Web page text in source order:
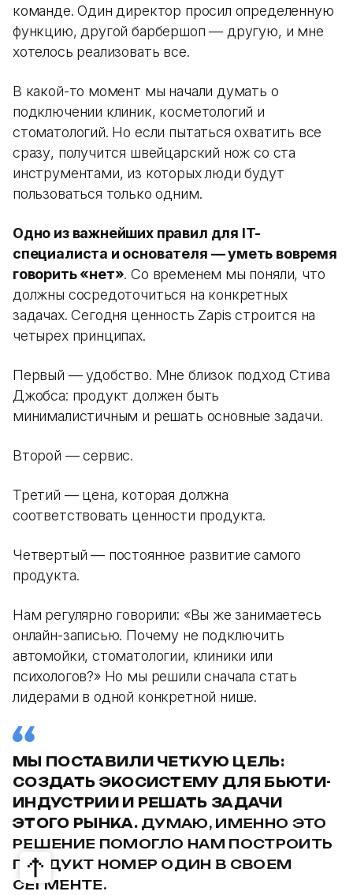
команде. Один директор просил определенную
функцию, другой барбершоп — другую, и мне
хотелось реализовать все.
В какой-то момент мы начали думать о
подключении клиник, косметологий и
стоматологий. Но если пытаться охватить все
сразу, получится швейцарский нож со ста
инструментами, из которых люди будут
пользоваться только одним.
Одно из важнейших правил для IT-
специалиста и основателя — уметь вовремя
говорить «нет». Со временем мы поняли, что
должны сосредоточиться на конкретных
задачах. Сегодня ценность Zapis строится на
четырех принципах.
Первый — удобство. Мне близок подход Стива
Джобса: продукт должен быть
минималистичным и решать основные задачи.
Второй — сервис.
Третий — цена, которая должна
соответствовать ценности продукта.
Четвертый — постоянное развитие самого
продукта.
Нам регулярно говорили: «Вы же занимаетесь
онлайн-записью. Почему не подключить
автомойки, стоматологии, клиники или
психологов?» Но мы решили сначала стать
лидерами в одной конкретной нише.
МЫ ПОСТАВИЛИ ЧЕТКУЮ ЦЕЛЬ:
СОЗДАТЬ ЭКОСИСТЕМУ ДЛЯ БЬЮТИ-
ИНДУСТРИИ И РЕШАТЬ ЗАДАЧИ
ЭТОГО РЫНКА. ДУМАЮ, ИМЕННО ЭТО
РЕШЕНИЕ ПОМОГЛО НАМ ПОСТРОИТЬ
ПРОДУКТ НОМЕР ОДИН В СВОЕМ
СЕГМЕНТЕ.